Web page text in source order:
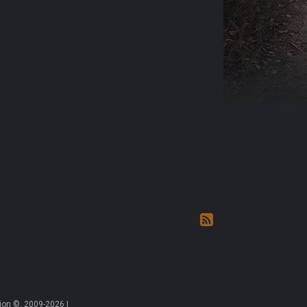
©, 2009-2026 |